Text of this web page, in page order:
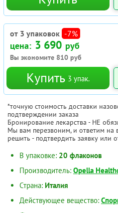
от 3 упаковок -7%
цена: 3 690 руб
Вы экономите 810 руб
Купить 3 упак.
*точную стоимость доставки
подтверждении заказа
Бронирование лекарства - НЕ
Мы вам перезвоним, и ответим на
решить - подтвердить заявку или
В упаковке: 20 флаконов
Производитель: Opella
Страна: Италия
Действующее вещество: